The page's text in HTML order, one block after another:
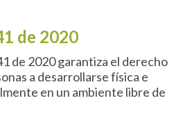
de 2020
de 2020 garantiza el derecho
a desarrollarse física e
en un ambiente libre de